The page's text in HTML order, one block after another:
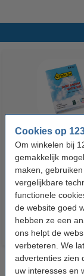
Cookies op
Om winkelen bij
gemakkelijk
maken,
vergelijkbare
functionele
de website goed
hebben ze een
ons helpt de
verbeteren. We
advertenties zien
uw interesses en
123inkt
500 vellen A4 -
€ 7,25